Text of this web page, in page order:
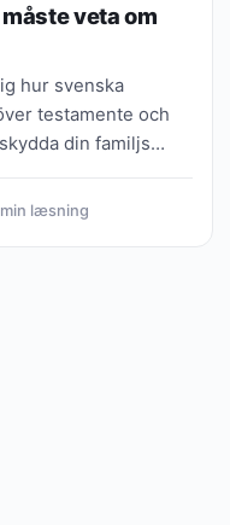
veta om
hur svenska
testamente och
din familjs
læsning